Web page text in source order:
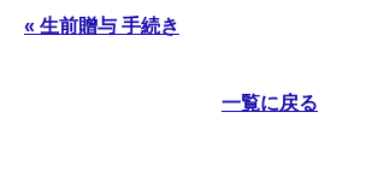
« 生前贈与 手続き
一覧に戻る